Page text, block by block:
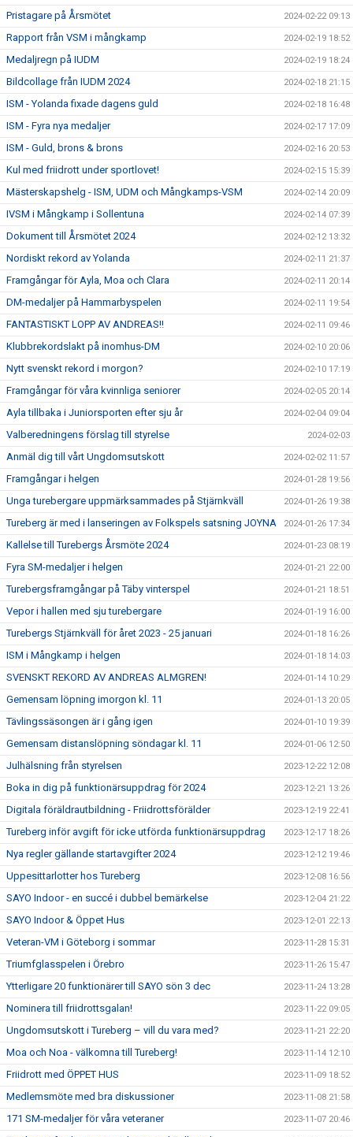
Pristagare på Årsmötet 2024-02-22 09:13
Rapport från VSM i mångkamp 2024-02-19 18:52
Medaljregn på IUDM 2024-02-19 18:24
Bildcollage från IUDM 2024 2024-02-18 21:15
ISM - Yolanda fixade dagens guld 2024-02-18 16:48
ISM - Fyra nya medaljer 2024-02-17 17:09
ISM - Guld, brons & brons 2024-02-16 20:53
Kul med friidrott under sportlovet! 2024-02-15 15:39
Mästerskapshelg - ISM, UDM och Mångkamps-VSM 2024-02-14 20:09
IVSM i Mångkamp i Sollentuna 2024-02-14 07:39
Dokument till Årsmötet 2024 2024-02-12 13:32
Nordiskt rekord av Yolanda 2024-02-11 21:37
Framgångar för Ayla, Moa och Clara 2024-02-11 20:14
DM-medaljer på Hammarbyspelen 2024-02-11 19:54
FANTASTISKT LOPP AV ANDREAS!! 2024-02-11 09:46
Klubbrekordslakt på inomhus-DM 2024-02-10 20:06
Nytt svenskt rekord i morgon? 2024-02-10 17:19
Framgångar för våra kvinnliga seniorer 2024-02-05 20:14
Ayla tillbaka i Juniorsporten efter sju år 2024-02-04 09:04
Valberedningens förslag till styrelse 2024-02-03
Anmäl dig till vårt Ungdomsutskott 2024-02-02 11:57
Framgångar i helgen 2024-01-28 19:56
Unga turebergare uppmärksammades på Stjärnkväll 2024-01-26 19:38
Tureberg är med i lanseringen av Folkspels satsning JOYNA 2024-01-26 17:34
Kallelse till Turebergs Årsmöte 2024 2024-01-23 08:19
Fyra SM-medaljer i helgen 2024-01-21 22:00
Turebergsframgångar på Täby vinterspel 2024-01-21 18:51
Vepor i hallen med sju turebergare 2024-01-19 16:00
Turebergs Stjärnkväll för året 2023 - 25 januari 2024-01-18 16:26
ISM i Mångkamp i helgen 2024-01-18 14:03
SVENSKT REKORD AV ANDREAS ALMGREN! 2024-01-14 10:29
Gemensam löpning imorgon kl. 11 2024-01-13 20:05
Tävlingssäsongen är i gång igen 2024-01-10 19:39
Gemensam distanslöpning söndagar kl. 11 2024-01-06 12:50
Julhälsning från styrelsen 2023-12-22 12:08
Boka in dig på funktionärsuppdrag för 2024 2023-12-21 13:26
Digitala föräldrautbildning - Friidrottsförälder 2023-12-19 22:41
Tureberg inför avgift för icke utförda funktionärsuppdrag 2023-12-17 18:26
Nya regler gällande startavgifter 2024 2023-12-12 19:46
Uppesittarlotter hos Tureberg 2023-12-08 16:56
SAYO Indoor - en succé i dubbel bemärkelse 2023-12-04 21:22
SAYO Indoor & Öppet Hus 2023-12-01 22:13
Veteran-VM i Göteborg i sommar 2023-11-28 15:31
Triumfglasspelen i Örebro 2023-11-26 15:47
Ytterligare 20 funktionärer till SAYO sön 3 dec 2023-11-24 13:28
Nominera till friidrottsgalan! 2023-11-22 09:05
Ungdomsutskott i Tureberg – vill du vara med? 2023-11-21 22:20
Moa och Noa - välkomna till Tureberg! 2023-11-14 12:10
Friidrott med ÖPPET HUS 2023-11-09 18:52
Medlemsmöte med bra diskussioner 2023-11-08 21:58
171 SM-medaljer för våra veteraner 2023-11-07 20:46